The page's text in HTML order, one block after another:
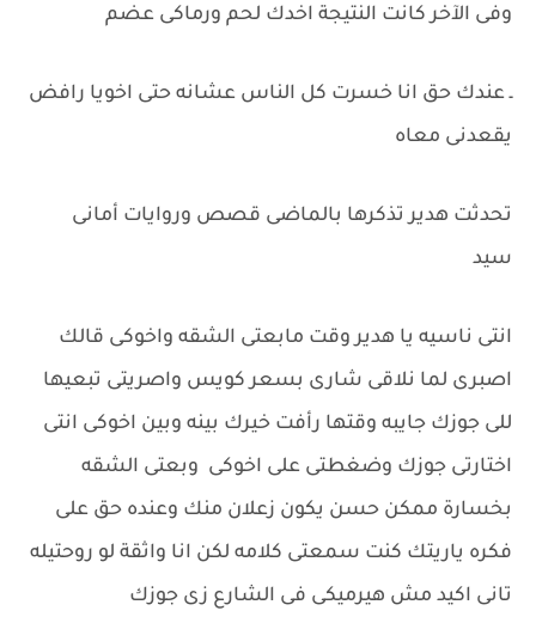
وفى الآخر كانت النتيجة اخدك لحم ورماكى عضم
ـ عندك حق انا خسرت كل الناس عشانه حتى اخويا رافض
يقعدنى معاه
تحدثت هدير تذكرها بالماضى قصص وروايات أمانى
سيد
انتى ناسيه يا هدير وقت مابعتى الشقه واخوكى قالك
اصبرى لما نلاقى شارى بسعر كويس واصريتى تبعيها
للى جوزك جايبه وقتها رأفت خيرك بينه وبين اخوكى انتى
اختارتى جوزك وضغطتى على اخوكى وبعتى الشقه
بخسارة ممكن حسن يكون زعلان منك وعنده حق على
فكره ياريتك كنت سمعتى كلامه لكن انا واثقة لو روحتيله
تانى اكيد مش هيرميكى فى الشارع زى جوزك